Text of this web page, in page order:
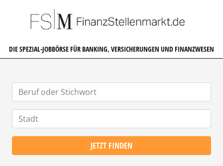
DIE SPEZIAL-JOBBÖRSE FÜR BANKING, VERSICHERUNGEN UND FINANZWESEN
JETZT FINDEN